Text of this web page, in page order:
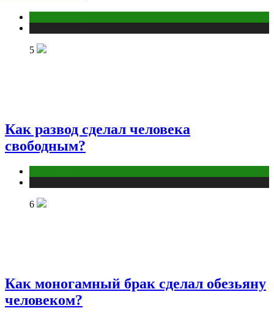
5
Как развод сделал человека
свободным?
6
Как моногамный брак сделал обезьяну
человеком?